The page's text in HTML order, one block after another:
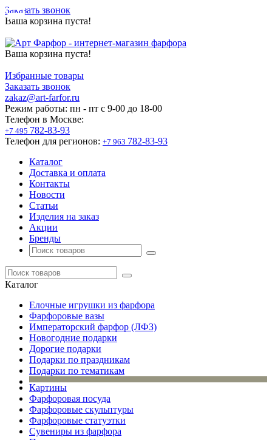
Заказать звонок
Ваша корзина пуста!
Ваша корзина пуста!
Избранные товары
Заказать звонок
zakaz@art-farfor.ru
Режим работы: пн - пт c 9-00 до 18-00
Телефон в Москве:
+7 495 782-83-93
Телефон для регионов: +7 963 782-83-93
Каталог
Доставка и оплата
Контакты
Новости
Статьи
Изделия на заказ
Акции
Бренды
Каталог
Елочные игрушки из фарфора
Фарфоровые вазы
Императорский фарфор (ЛФЗ)
Новогодние подарки
Дорогие подарки
Подарки по праздникам
Подарки по тематикам
Картины
Фарфоровая посуда
Фарфоровые скульптуры
Фарфоровые статуэтки
Сувениры из фарфора